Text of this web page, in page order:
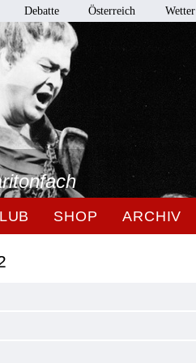
Debatte Österreich Wetter
SHOP ARCHIV